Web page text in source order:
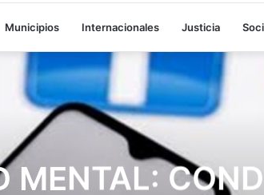
Municipios Internacionales Justicia
Paz, Pan